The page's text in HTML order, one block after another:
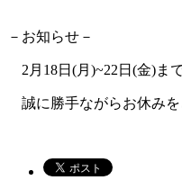
－お知らせ－
2月18日(月)~22日(金)ま
誠に勝手ながらお休みを